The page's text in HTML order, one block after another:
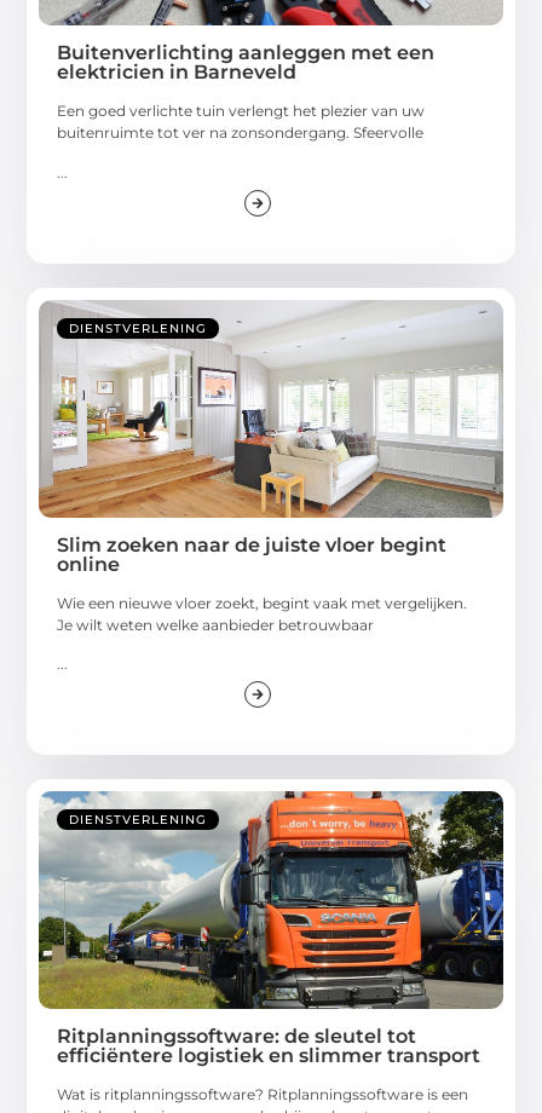
Buitenverlichting aanleggen met een
elektricien in Barneveld
Een goed verlichte tuin verlengt het plezier van uw
buitenruimte tot ver na zonsondergang. Sfeervolle
DIENSTVERLENING
Slim zoeken naar de juiste vloer begint
online
Wie een nieuwe vloer zoekt, begint vaak met vergelijken.
Je wilt weten welke aanbieder betrouwbaar
...
DIENSTVERLENING
Ritplanningssoftware: de sleutel tot
efficiëntere logistiek en slimmer transport
Wat is ritplanningssoftware? Ritplanningssoftware is een